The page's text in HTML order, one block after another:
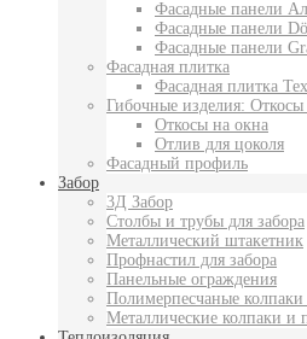
Фасадные панели
Фасадные панели
Фасадные панели
Фасадная плитка
Фасадная плитка
Гибочные изделия:
Откосы на окна
Отлив для цоколя
Фасадный профиль
Забор
3Д Забор
Столбы и трубы для забора
Металлический штакетник
Профнастил для забора
Панельные ограждения
Полимерпесчаные
Металлические колпаки и